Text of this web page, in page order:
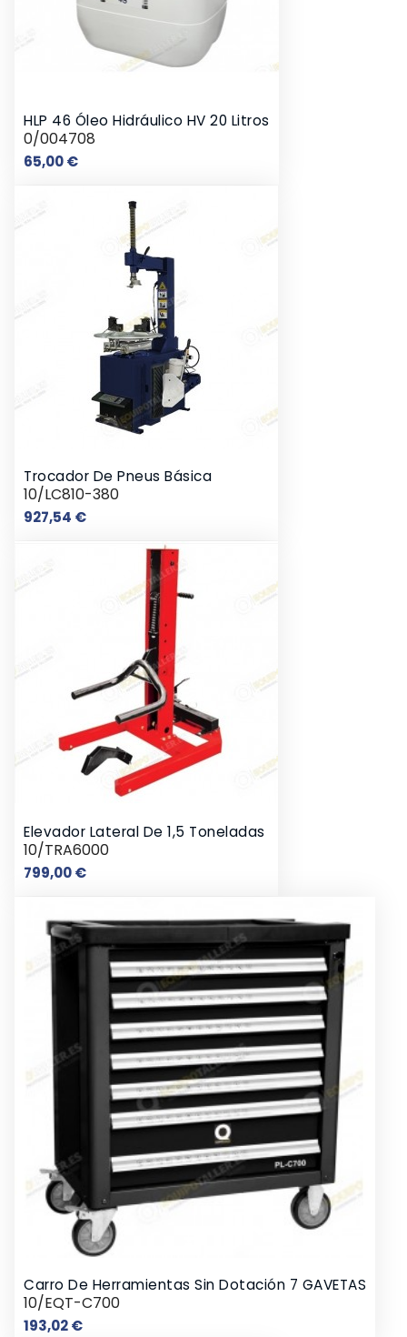
HLP 46 Óleo Hidráulico HV 20 Litros
0/004708
65,00 €Preço
Trocador De Pneus Básica
10/LC810-380
927,54 €Preço
Elevador Lateral De 1,5 Toneladas
10/TRA6000
799,00 €Preço
Carro De Herramientas Sin Dotación 7 GAVETAS
10/EQT-C700
193,02 €Preço